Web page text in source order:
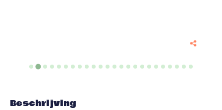
Beschrijving